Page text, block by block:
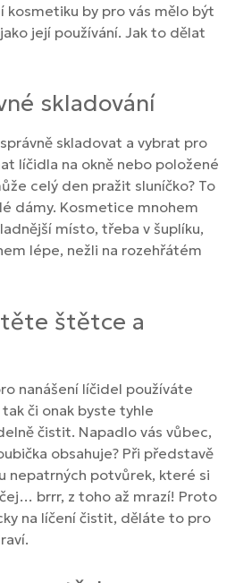
kosmetiku by pro vás mělo být
její používání. Jak to dělat
skladování
skladovat a vybrat pro
líčidla na okně nebo položené
celý den pražit sluníčko? To
dámy. Kosmetice mnohem
místo, třeba v šuplíku,
lépe, nežli na rozehřátém
štětce a
nanášení líčidel používáte
či onak byste tyhle
čistit. Napadlo vás vůbec,
obsahuje? Při představě
nepatrných potvůrek, které si
brrr, z toho až mrazí! Proto
na líčení čistit, děláte to pro